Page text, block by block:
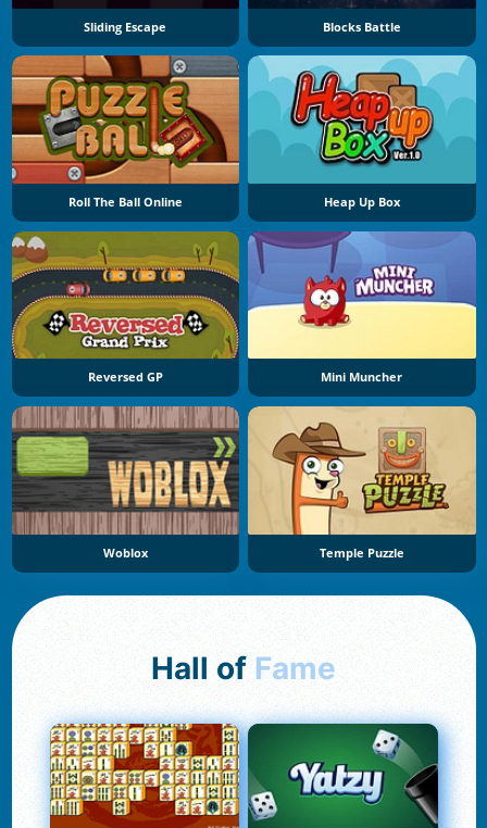
Sliding Escape Blocks Battle
Roll The Ball Online Heap Up Box
Reversed GP Mini Muncher
Woblox Temple Puzzle
Hall of Fame